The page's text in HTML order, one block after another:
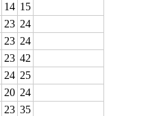
14 15
23 24
23 24
23 42
24 25
20 24
23 35